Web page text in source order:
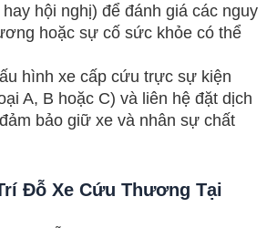
hội nghị) để đánh giá các nguy
hoặc sự cố sức khỏe có thể
hình xe cấp cứu trực sự kiện
A, B hoặc C) và liên hệ đặt dịch
bảo giữ xe và nhân sự chất
Đỗ Xe Cứu Thương Tại